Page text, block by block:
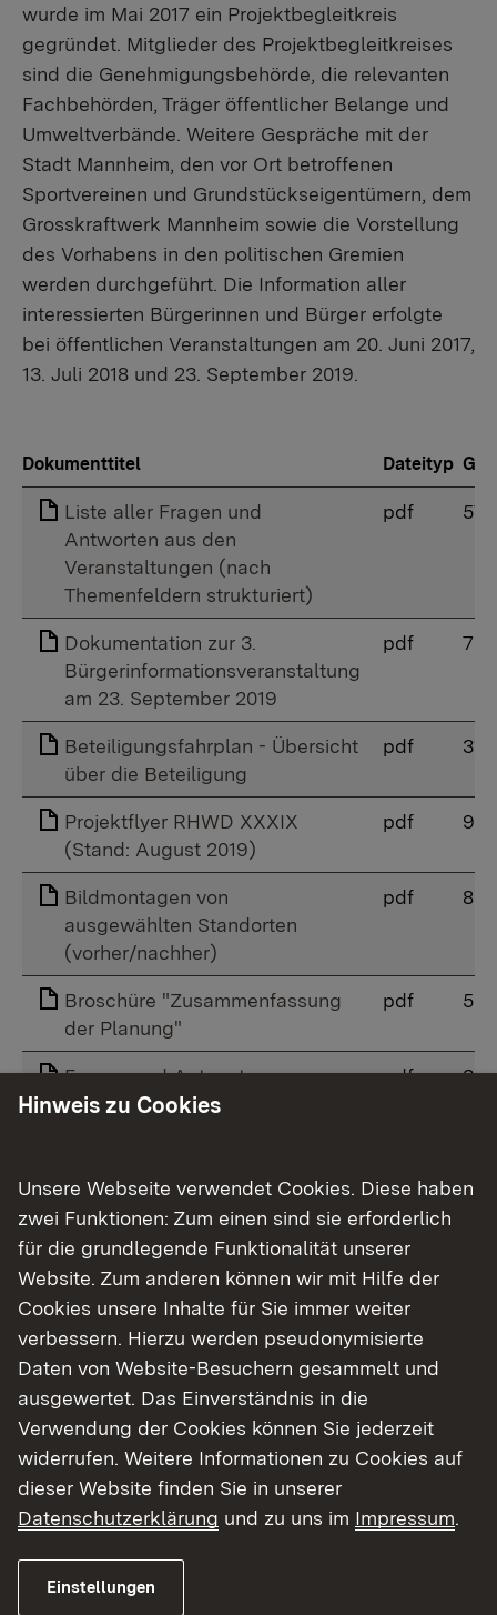
wurde im Mai 2017 ein Projektbegleitkreis
gegründet. Mitglieder des Projektbegleitkreises
sind die Genehmigungsbehörde, die relevanten
Fachbehörden, Träger öffentlicher Belange und
Umweltverbände. Weitere Gespräche mit der
Stadt Mannheim, den vor Ort betroffenen
Sportvereinen und Grundstückseigentümern, dem
Grosskraftwerk Mannheim sowie die Vorstellung
des Vorhabens in den politischen Gremien
werden durchgeführt. Die Information aller
interessierten Bürgerinnen und Bürger erfolgte
bei öffentlichen Veranstaltungen am 20. Juni 2017,
13. Juli 2018 und 23. September 2019.
Dokumenttitel Dateityp
Liste aller Fragen und
Antworten aus den
Veranstaltungen (nach
Themenfeldern strukturiert)
pdf
Dokumentation zur 3.
Bürgerinformationsveranstaltung
am 23. September 2019
pdf 7
Beteiligungsfahrplan - Übersicht
über die Beteiligung
pdf
Projektflyer RHWD XXXIX
(Stand: August 2019)
pdf 9
Bildmontagen von
ausgewählten Standorten
(vorher/nachher)
pdf 8
Broschüre "Zusammenfassung
der Planung"
pdf 5
Fragen und Antworten
(Auswahl, Stand August 2019)
pdf
des Projektbegleitkreises am
26.06.2019
Gutachten des Instituts für
Bodenmechanik und
Felsmechanik am KIT:
Fachgutachterliche
Stellungnahme zu Möglichkeiten
des Erhalts von Baumbewuchs
pdf
Dokumentation zur 4. Sitzung
des Projektbegleitkreises am
10.12.2018
pdf
am 13.7.2018
Hinweis zu Cookies
Unsere Webseite verwendet Cookies. Diese haben
zwei Funktionen: Zum einen sind sie erforderlich
für die grundlegende Funktionalität unserer
Website. Zum anderen können wir mit Hilfe der
Cookies unsere Inhalte für Sie immer weiter
verbessern. Hierzu werden pseudonymisierte
Daten von Website-Besuchern gesammelt und
ausgewertet. Das Einverständnis in die
Verwendung der Cookies können Sie jederzeit
widerrufen. Weitere Informationen zu Cookies auf
dieser Website finden Sie in unserer
Datenschutzerklärung und zu uns im Impressum.
Einstellungen